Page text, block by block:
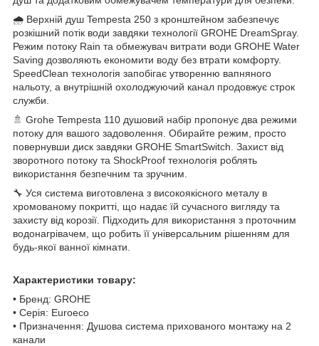
🌧️ Верхній душ Tempesta 250 з кронштейном забезпечує
розкішний потік води завдяки технології GROHE DreamSpray.
Режим потоку Rain та обмежувач витрати води GROHE Water
Saving дозволяють економити воду без втрати комфорту.
SpeedClean технологія запобігає утворенню вапняного
нальоту, а внутрішній охолоджуючий канал продовжує строк
служби.
🚿 Grohe Tempesta 110 душовий набір пропонує два режими
потоку для вашого задоволення. Обирайте режим, просто
повернувши диск завдяки GROHE SmartSwitch. Захист від
зворотного потоку та ShockProof технологія роблять
використання безпечним та зручним.
🔧 Уся система виготовлена з високоякісного металу в
хромованому покритті, що надає їй сучасного вигляду та
захисту від корозії. Підходить для використання з проточним
водонагрівачем, що робить її універсальним рішенням для
будь-якої ванної кімнати.
Характеристики товару:
• Бренд: GROHE
• Серія: Euroeco
• Призначення: Душова система прихованого монтажу на 2
канали